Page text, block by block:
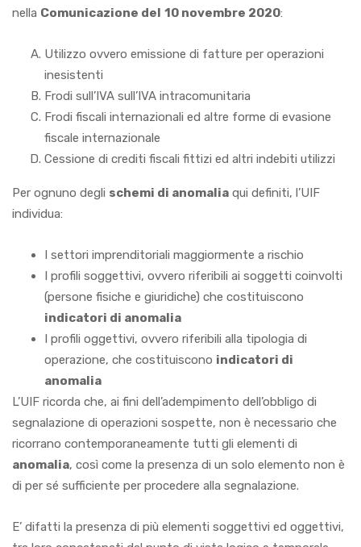
nella Comunicazione del 10 novembre 2020:
Utilizzo ovvero emissione di fatture per operazioni
inesistenti
Frodi sull’IVA sull’IVA intracomunitaria
Frodi fiscali internazionali ed altre forme di evasione
fiscale internazionale
Cessione di crediti fiscali fittizi ed altri indebiti utilizzi
Per ognuno degli schemi di anomalia qui definiti, l’UIF
individua:
I settori imprenditoriali maggiormente a rischio
I profili soggettivi, ovvero riferibili ai soggetti coinvolti
(persone fisiche e giuridiche) che costituiscono
indicatori di anomalia
I profili oggettivi, ovvero riferibili alla tipologia di
operazione, che costituiscono indicatori di
anomalia
L’UIF ricorda che, ai fini dell’adempimento dell’obbligo di
segnalazione di operazioni sospette, non è necessario che
ricorrano contemporaneamente tutti gli elementi di
anomalia, così come la presenza di un solo elemento non è
di per sé sufficiente per procedere alla segnalazione.
E’ difatti la presenza di più elementi soggettivi ed oggettivi,